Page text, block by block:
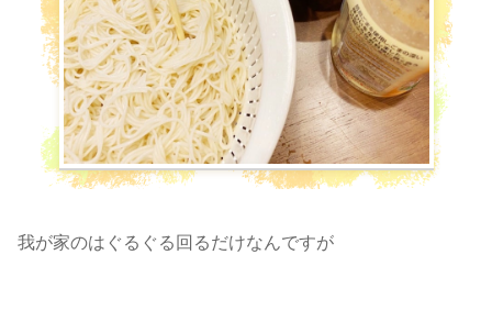
我が家のはぐるぐる回るだけなんですが